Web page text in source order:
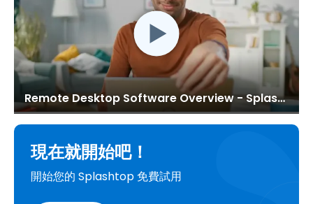
Remote Desktop Software Overview - Splashtop
現在就開始吧！
開始您的 Splashtop 免費試用